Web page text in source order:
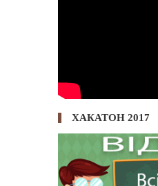
ХАКАТОН 2017